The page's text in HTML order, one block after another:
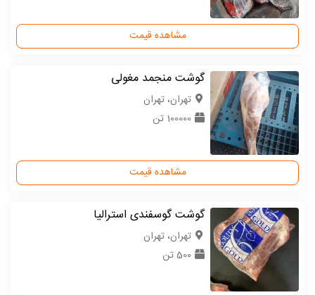
مشاهده قیمت
گوشت منجمد مغولی
تهران، تهران
100000 تن
مشاهده قیمت
گوشت گوسفندی استرالیا
تهران، تهران
500 تن